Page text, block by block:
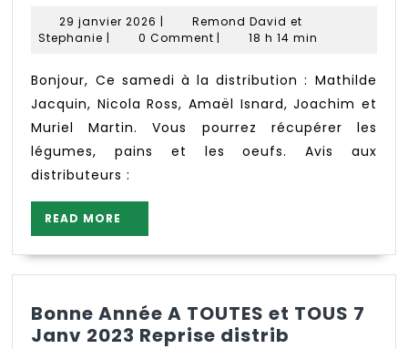
31/01
pains
et
oeufs
29 janvier 2026 29
janvier
|
Remond David et
Stephanie Remond
Stephanie
| 0 Comment | 18 h 14 min
Bonjour, Ce samedi à la distribution : Mathilde
Jacquin, Nicola Ross, Amaël Isnard, Joachim et
Muriel Martin. Vous pourrez récupérer les
légumes, pains et les oeufs. Avis aux
distributeurs :
READ MORE
MORE
Bonne Année A TOUTES et TOUS 7
Janv 2023 Reprise distrib